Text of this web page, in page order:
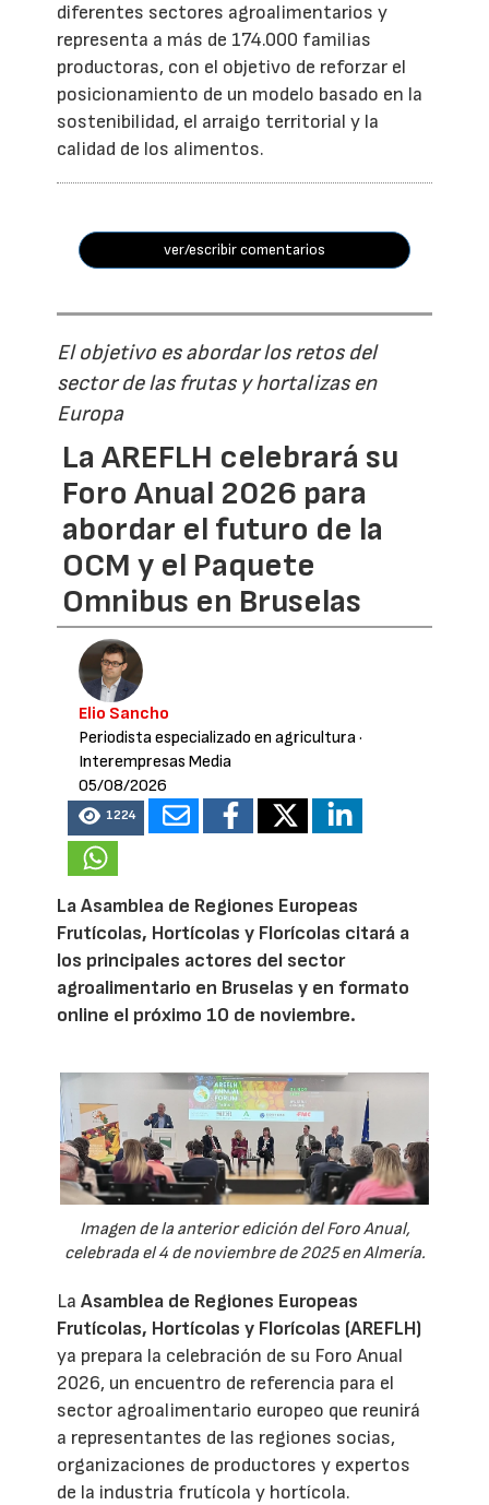
diferentes sectores agroalimentarios y
representa a más de 174.000 familias
productoras, con el objetivo de reforzar el
posicionamiento de un modelo basado en la
sostenibilidad, el arraigo territorial y la
calidad de los alimentos.
ver/escribir comentarios
El objetivo es abordar los retos del
sector de las frutas y hortalizas en
Europa
La AREFLH celebrará su
Foro Anual 2026 para
abordar el futuro de la
OCM y el Paquete
Omnibus en Bruselas
Elio Sancho
Periodista especializado en agricultura·
Interempresas Media
05/08/2026
1224
La Asamblea de Regiones Europeas
Frutícolas, Hortícolas y Florícolas citará a
los principales actores del sector
agroalimentario en Bruselas y en formato
online el próximo 10 de noviembre.
Imagen de la anterior edición del Foro Anual,
celebrada el 4 de noviembre de 2025 en Almería.
LaAsamblea de Regiones Europeas
Frutícolas, Hortícolas y Florícolas (AREFLH)
ya prepara la celebración de su Foro Anual
2026, un encuentro de referencia para el
sector agroalimentario europeo que reunirá
a representantes de las regiones socias,
organizaciones de productores y expertos
de la industria frutícola y hortícola.